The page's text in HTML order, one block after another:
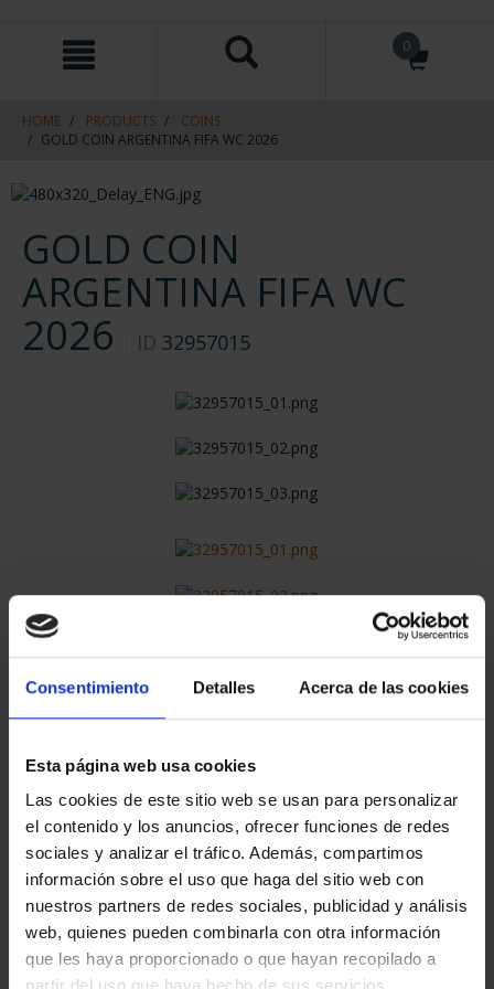
Consentimiento Detalles Acerca de las cookies
Esta página web usa cookies
Las cookies de este sitio web se usan para personalizar
el contenido y los anuncios, ofrecer funciones de redes
sociales y analizar el tráfico. Además, compartimos
información sobre el uso que haga del sitio web con
nuestros partners de redes sociales, publicidad y análisis
web, quienes pueden combinarla con otra información
que les haya proporcionado o que hayan recopilado a
navigation
0
HOME PRODUCTS
COINS
GOLD COIN ARGENTINA FIFA WC 2026
GOLD COIN
ARGENTINA FIFA WC
2026 ID 32957015
€1,260.00
25 In Stock
ADD TO CART
Share